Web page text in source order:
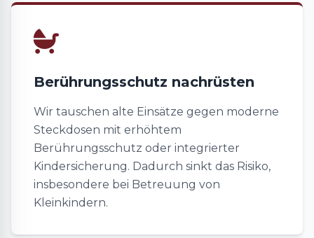
Berührungsschutz nachrüsten
Wir tauschen alte Einsätze gegen moderne
Steckdosen mit erhöhtem
Berührungsschutz oder integrierter
Kindersicherung. Dadurch sinkt das Risiko,
insbesondere bei Betreuung von
Kleinkindern.